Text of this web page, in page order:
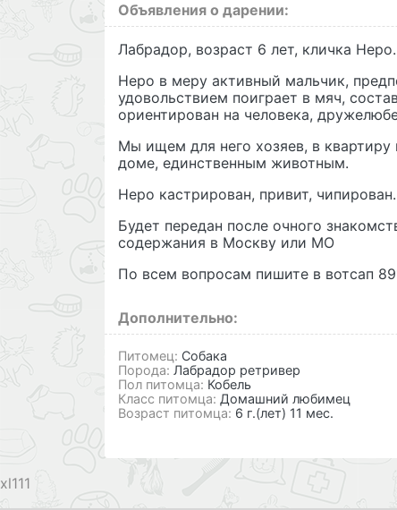
Объявления о дарении:
Лабрадор, возраст 6 лет, кличка Неро.
Неро в меру активный мальчик,
удовольствием поиграет в мяч,
ориентирован на человека,
Мы ищем для него хозяев, в
доме, единственным животным.
Неро кастрирован, привит, чипирован.
Будет передан после очного
содержания в Москву или МО
По всем вопросам пишите в вотсап
Дополнительно:
Питомец: Собака
Порода: Лабрадор ретривер
Пол питомца: Кобель
Класс питомца: Домашний любимец
Возраст питомца: 6 г.(лет) 11 мес.
111